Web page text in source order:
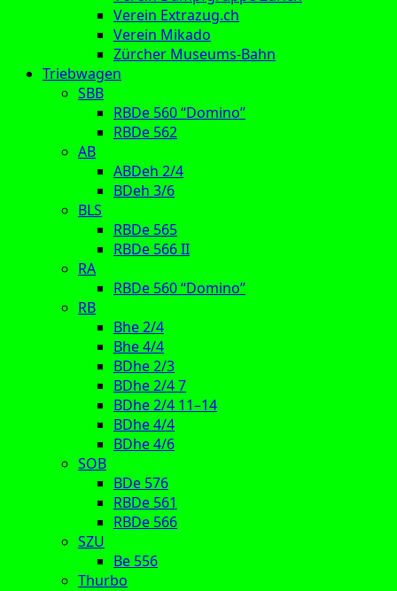
Verein Extrazug.ch
Verein Mikado
Zürcher Museums-Bahn
Triebwagen
SBB
RBDe 560 “Domino”
RBDe 562
AB
ABDeh 2/4
BDeh 3/6
BLS
RBDe 565
RBDe 566 II
RA
RBDe 560 “Domino”
RB
Bhe 2/4
Bhe 4/4
BDhe 2/3
BDhe 2/4 7
BDhe 2/4 11–14
BDhe 4/4
BDhe 4/6
SOB
BDe 576
RBDe 561
RBDe 566
SZU
Be 556
Thurbo